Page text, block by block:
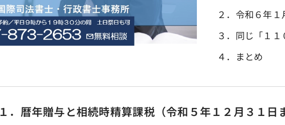
２．令和６年
３．同じ「１
４．まとめ
１．暦年贈与と相続時精算課税（令和５年１２月３１日